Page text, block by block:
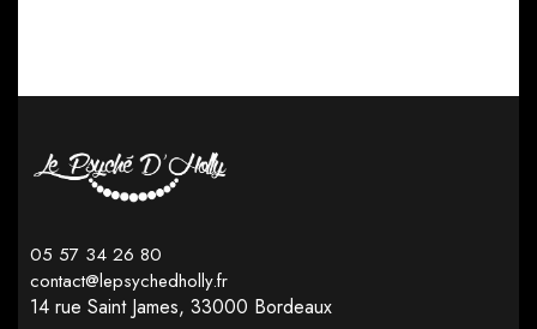
05 57 34 26 80
contact@lepsychedholly.fr
14 rue Saint James, 33000 Bordeaux